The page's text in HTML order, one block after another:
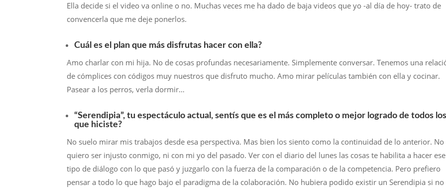
Ella decide si el video va online o no. Muchas veces me ha dado de baja videos que yo -al día de hoy- trato de
convencerla que me deje ponerlos.
Cuál es el plan que más disfrutas hacer con ella?
Amo charlar con mi hija. No de cosas profundas necesariamente. Simplemente conversar. Tenemos una
de cómplices con códigos muy nuestros que disfruto mucho. Amo mirar películas también con ella y cocinar.
Pasear a los perros, verla dormir…
“Serendipia”, tu espectáculo actual, sentís que es el más completo o mejor logrado de todos los
que hiciste?
No suelo mirar mis trabajos desde esa perspectiva. Mas bien los siento como la continuidad de lo anterior. No
quiero ser injusto conmigo, ni con mi yo del pasado. Ver con el diario del lunes las cosas te habilita a hacer ese
tipo de diálogo con lo que pasó y juzgarlo con la fuerza de la comparación o de la competencia. Pero prefiero
pensar a todo lo que hago bajo el paradigma de la colaboración. No hubiera podido existir un Serendipia si no